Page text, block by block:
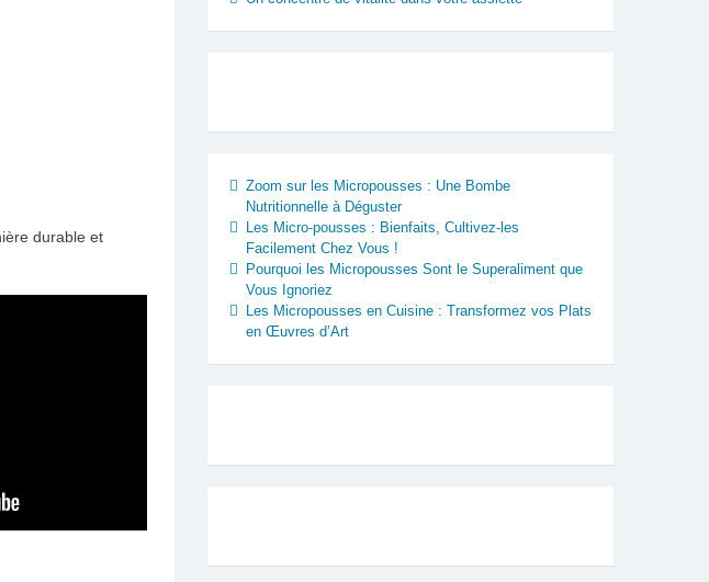
durable et
Zoom sur les Micropousses : Une Bombe
Nutritionnelle à Déguster
Les Micro-pousses : Bienfaits, Cultivez-les
Facilement Chez Vous !
Pourquoi les Micropousses Sont le Superaliment que
Vous Ignoriez
Les Micropousses en Cuisine : Transformez vos Plats
en Œuvres d’Art